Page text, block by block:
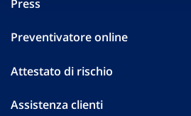
Press
Preventivatore online
Attestato di rischio
Assistenza clienti